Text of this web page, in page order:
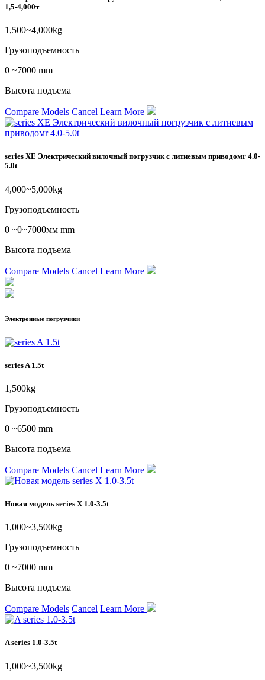
1,5-4,000т
1,500~4,000kg
Грузоподъемность
0 ~7000 mm
Высота подъема
Compare Models Cancel Learn More
series XE Электрический вилочный погрузчик с литиевым приводомr 4.0-
5.0t
4,000~5,000kg
Грузоподъемность
0 ~0~7000мм mm
Высота подъема
Compare Models Cancel Learn More
Электронные погрузчики
series A 1.5t
1,500kg
Грузоподъемность
0 ~6500 mm
Высота подъема
Compare Models Cancel Learn More
Новая модель series X 1.0-3.5t
1,000~3,500kg
Грузоподъемность
0 ~7000 mm
Высота подъема
Compare Models Cancel Learn More
A series 1.0-3.5t
1,000~3,500kg